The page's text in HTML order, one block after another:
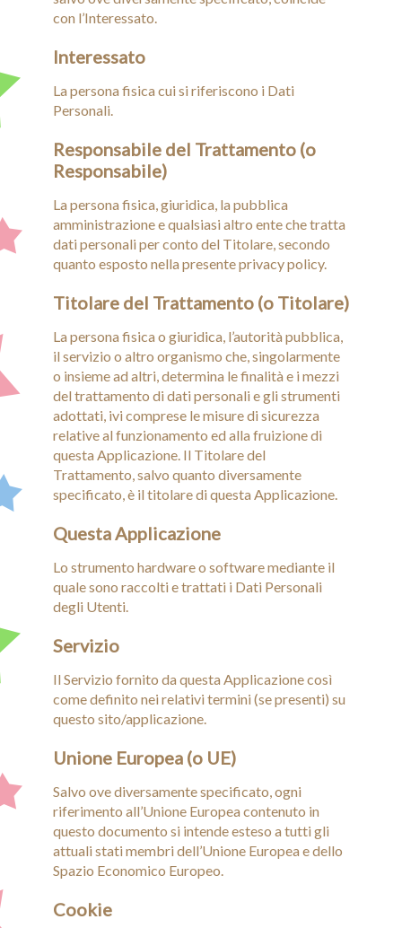
con l’Interessato.
Interessato
La persona fisica cui si riferiscono i Dati
Personali.
Responsabile del Trattamento (o
Responsabile)
La persona fisica, giuridica, la pubblica
amministrazione e qualsiasi altro ente che tratta
dati personali per conto del Titolare, secondo
quanto esposto nella presente privacy policy.
Titolare del Trattamento (o Titolare)
La persona fisica o giuridica, l’autorità pubblica,
il servizio o altro organismo che, singolarmente
o insieme ad altri, determina le finalità e i mezzi
del trattamento di dati personali e gli strumenti
adottati, ivi comprese le misure di sicurezza
relative al funzionamento ed alla fruizione di
questa Applicazione. Il Titolare del
Trattamento, salvo quanto diversamente
specificato, è il titolare di questa Applicazione.
Questa Applicazione
Lo strumento hardware o software mediante il
quale sono raccolti e trattati i Dati Personali
degli Utenti.
Servizio
Il Servizio fornito da questa Applicazione così
come definito nei relativi termini (se presenti) su
questo sito/applicazione.
Unione Europea (o UE)
Salvo ove diversamente specificato, ogni
riferimento all’Unione Europea contenuto in
questo documento si intende esteso a tutti gli
attuali stati membri dell’Unione Europea e dello
Spazio Economico Europeo.
Cookie